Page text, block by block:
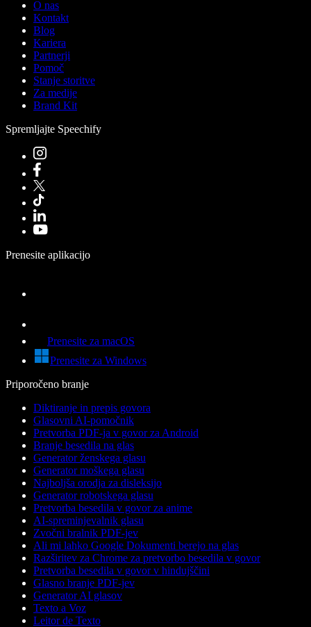
O nas
Kontakt
Blog
Kariera
Partnerji
Pomoč
Stanje storitve
Za medije
Brand Kit
Spremljajte Speechify
Prenesite aplikacijo
Prenesite za macOS
Prenesite za Windows
Priporočeno branje
Diktiranje in prepis govora
Glasovni AI-pomočnik
Pretvorba PDF-ja v govor za Android
Branje besedila na glas
Generator ženskega glasu
Generator moškega glasu
Najboljša orodja za disleksijo
Generator robotskega glasu
Pretvorba besedila v govor za anime
AI-spreminjevalnik glasu
Zvočni bralnik PDF-jev
Ali mi lahko Google Dokumenti berejo na glas
Razširitev za Chrome za pretvorbo besedila v govor
Pretvorba besedila v govor v hindujščini
Glasno branje PDF-jev
Generator AI glasov
Texto a Voz
Leitor de Texto